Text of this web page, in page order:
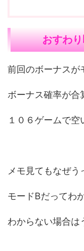
おすわ
前回のボーナスが
ボーナス確率が合
１０６ゲームで空
メモ見てもなぜう
モードBだってわ
わからない場合は